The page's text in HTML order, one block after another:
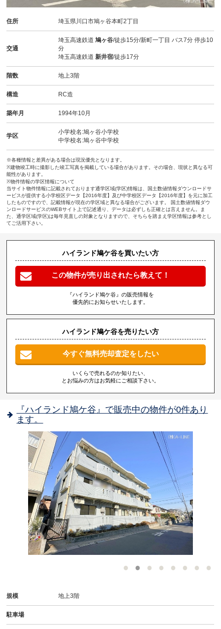
住所 埼玉県川口市鳩ヶ谷本町2丁目
交通
埼玉高速鉄道鳩ヶ谷/徒歩15分/新町一丁目 バス7分 停歩10
分
埼玉高速鉄道新井宿/徒歩17分
階数 地上3階
構造 RC造
築年月 1994年10月
学区
小学校名:鳩ヶ谷小学校
中学校名:鳩ヶ谷中学校
※各種情報と差異がある場合は現況優先となります。
※建物竣工時に撮影した竣工写真を掲載している場合があります。その場合、現状と異なる可
能性があります。
※物件情報の学区情報について
当サイト物件情報に記載されております通学区域(学区)情報は、国土数値情報ダウンロードサ
ービスが提供する小学校区データ【2016年度】及び中学校区データ【2016年度】を元に加工
したものですので、記載情報が現在の学区域と異なる場合がございます。 国土数値情報ダウ
ンロードサービスのWEBサイト上で記述通り、データは必ずしも正確とは言えません。ま
た、通学区域(学区)は毎年見直しの対象となりますので、そちらを踏まえ学区情報は参考とし
てご活用下さい。
ハイランド鳩ケ谷を買いたい方
この物件が売り出されたら教えて！
『ハイランド鳩ケ谷』の販売情報を
優先的にお知らせいたします。
ハイランド鳩ケ谷を売りたい方
今すぐ無料売却査定をしたい
いくらで売れるのか知りたい、
とお悩みの方はお気軽にご相談下さい。
『ハイランド鳩ケ谷』で販売中の物件が0件あり
ます。
規模 地上3階
駐車場